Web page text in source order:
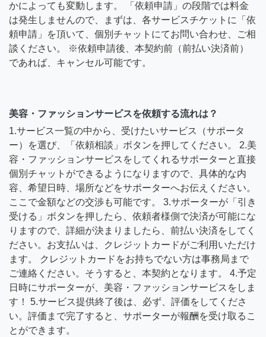
かによっても変動します。 「依頼申請」の段階では料金
は発生しませんので、まずは、各サービスチケットに「依
頼申請」を頂いて、個別チャットにてお問い合わせ、ご相
談ください。 ※依頼申請後、本契約前（前払い決済前）
であれば、キャンセル可能です。
美容・ファッションサービスを依頼する流れは？
1.サービス一覧の中から、受けたいサービス（サポータ
ー）を選び、「依頼相談」ボタンを押してください。 2.美
容・ファッションサービスをしてくれるサポーターと直接
個別チャットができるようになりますので、具体的な内
容、希望日時、場所などをサポーターへお伝えください。
ここで金額などの交渉も可能です。 3.サポーターが「引き
受ける」ボタンを押したら、依頼者様側で決済が可能にな
りますので、詳細が決まりましたら、前払い決済をしてく
ださい。お支払いは、クレジットカードがご利用いただけ
ます。 クレジットカードをお持ちでない方は事務局まで
ご連絡ください。そうすると、本契約となります。 4.予定
日時にサポーターが、美容・ファッションサービスをしま
す！ 5.サービス提供終了後は、必ず、評価をしてくださ
い。評価まで完了すると、サポーターが報酬を受け取るこ
とができます。